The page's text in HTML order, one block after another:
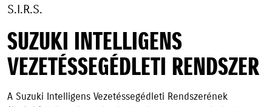
S.I.R.S.
SUZUKI INTELLIGENS
VEZETÉSSEGÉDLETI RENDSZER
A Suzuki Intelligens Vezetéssegédleti Rendszerének